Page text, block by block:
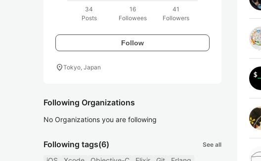
34
Posts
16
Followees
41
Followers
Follow
location_onTokyo, Japan
Following Organizations
No Organizations you are following
Following tags(6) See all